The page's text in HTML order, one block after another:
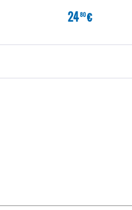
2480€